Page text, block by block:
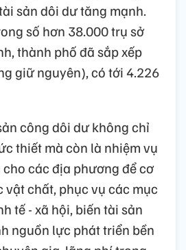
sản dôi dư tăng mạnh.
số hơn 38.000 trụ sở
thành phố đã sắp xếp
giữ nguyên), có tới 4.226
công dôi dư không chỉ
thiết mà còn là nhiệm vụ
các địa phương để cơ
chất, phục vụ các mục
tế - xã hội, biến tài sản
nguồn lực phát triển bền